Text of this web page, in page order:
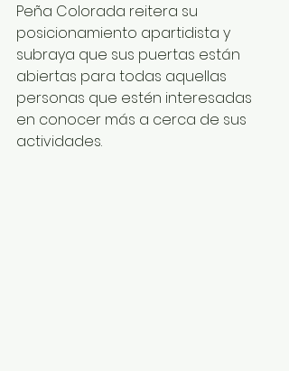
Peña Colorada reitera su
posicionamiento apartidista y
subraya que sus puertas están
abiertas para todas aquellas
personas que estén interesadas
en conocer más a cerca de sus
actividades.